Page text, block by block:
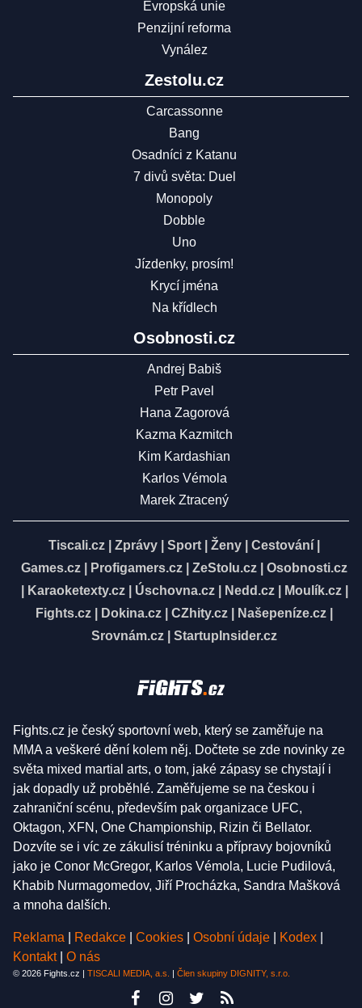
Evropská unie
Penzijní reforma
Vynález
Zestolu.cz
Carcassonne
Bang
Osadníci z Katanu
7 divů světa: Duel
Monopoly
Dobble
Uno
Jízdenky, prosím!
Krycí jména
Na křídlech
Osobnosti.cz
Andrej Babiš
Petr Pavel
Hana Zagorová
Kazma Kazmitch
Kim Kardashian
Karlos Vémola
Marek Ztracený
Tiscali.cz Zprávy Sport Ženy Cestování
Games.cz
Profigamers.cz ZeStolu.cz
Osobnosti.cz
Karaoketexty.cz| Úschovna.cz| Nedd.cz| Moulík.cz|
Fights.cz
Dokina.cz CZhity.cz Našepeníze.cz
Srovnám.cz
StartupInsider.cz
Fights.cz je český sportovní web, který se zaměřuje na
MMA a veškeré dění kolem něj. Dočtete se zde novinky ze
světa mixed martial arts, o tom, jaké zápasy se chystají i
jak dopadly už proběhlé. Zaměřujeme se na českou i
zahraniční scénu, především pak organizace UFC,
Oktagon, XFN, One Championship, Rizin či Bellator.
Dozvíte se i víc ze zákulisí tréninku a přípravy bojovníků
jako je Conor McGregor, Karlos Vémola, Lucie Pudilová,
Khabib Nurmagomedov, Jiří Procházka, Sandra Mašková
a mnoha dalších.
Reklama Redakce Cookies Osobní údaje Kodex
Kontakt
O nás
© 2026 Fights.cz | TISCALI MEDIA, a.s. | Člen skupiny DIGNITY, s.r.o.